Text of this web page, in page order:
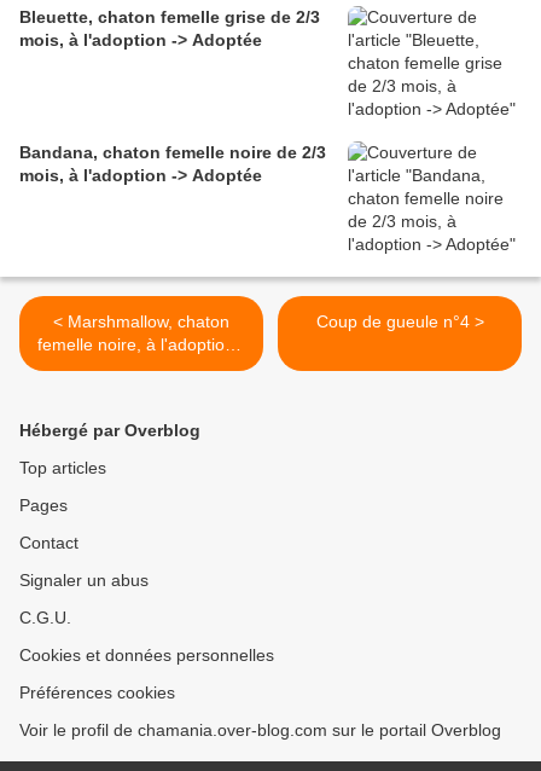
Bleuette, chaton femelle grise de 2/3
mois, à l'adoption -> Adoptée
Bandana, chaton femelle noire de 2/3
mois, à l'adoption -> Adoptée
< Marshmallow, chaton
femelle noire, à l'adoption -
> adoptée
Coup de gueule n°4 >
Hébergé par Overblog
Top articles
Pages
Contact
Signaler un abus
C.G.U.
Cookies et données personnelles
Préférences cookies
Voir le profil de chamania.over-blog.com sur le portail Overblog